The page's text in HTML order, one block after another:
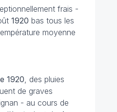
frais -
1920 bas tous les
moyenne
1920, des pluies
de graves
- au cours de